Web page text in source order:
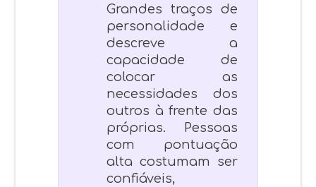
Grandes traços de
personalidade e
descreve a
capacidade de
colocar as
necessidades dos
outros à frente das
próprias. Pessoas
com pontuação
alta costumam ser
confiáveis,